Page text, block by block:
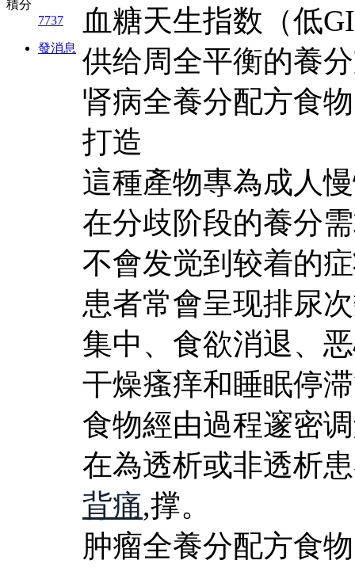
積分
7737
發消息
血糖天生指数（低
供给周全平衡的養
肾病全養分配方食
打造
這種產物專為成人
在分歧阶段的養分
不會发觉到较着的
患者常會呈现排尿
集中、食欲消退、
干燥瘙痒和睡眠停
食物經由過程邃密
在為透析或非透析
背痛,撑。
肿瘤全養分配方食